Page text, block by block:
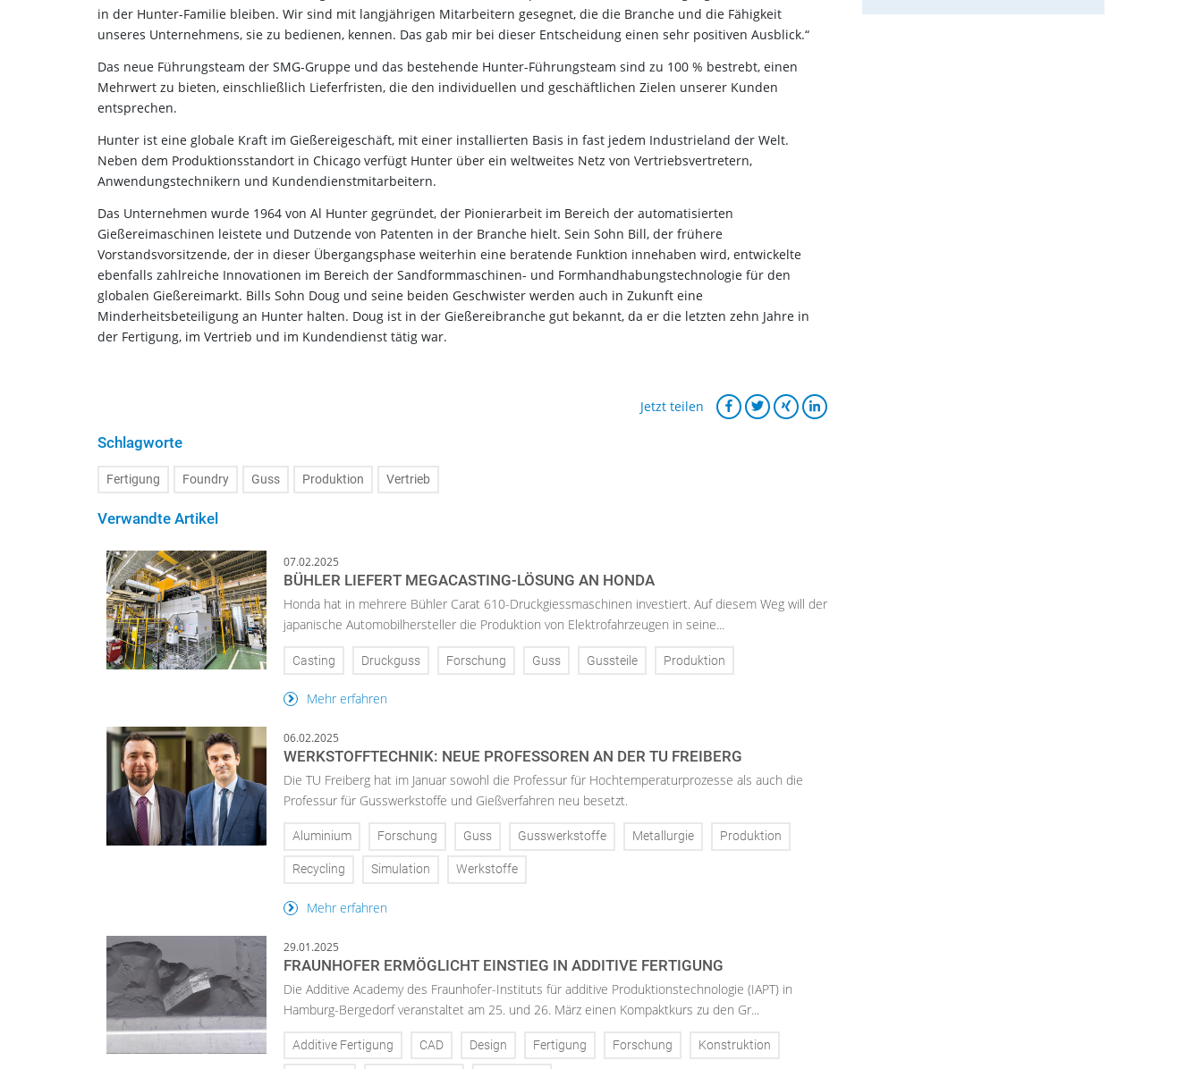
in der Hunter-Familie bleiben. Wir sind mit langjährigen Mitarbeitern gesegnet, die die Branche und die Fähigkeit
unseres Unternehmens, sie zu bedienen, kennen. Das gab mir bei dieser Entscheidung einen sehr positiven Ausblick.“
Das neue Führungsteam der SMG-Gruppe und das bestehende Hunter-Führungsteam sind zu 100 % bestrebt, einen
Mehrwert zu bieten, einschließlich Lieferfristen, die den individuellen und geschäftlichen Zielen unserer Kunden
entsprechen.
Hunter ist eine globale Kraft im Gießereigeschäft, mit einer installierten Basis in fast jedem Industrieland der Welt.
Neben dem Produktionsstandort in Chicago verfügt Hunter über ein weltweites Netz von Vertriebsvertretern,
Anwendungstechnikern und Kundendienstmitarbeitern.
Das Unternehmen wurde 1964 von Al Hunter gegründet, der Pionierarbeit im Bereich der automatisierten
Gießereimaschinen leistete und Dutzende von Patenten in der Branche hielt. Sein Sohn Bill, der frühere
Vorstandsvorsitzende, der in dieser Übergangsphase weiterhin eine beratende Funktion innehaben wird, entwickelte
ebenfalls zahlreiche Innovationen im Bereich der Sandformmaschinen- und Formhandhabungstechnologie für den
globalen Gießereimarkt. Bills Sohn Doug und seine beiden Geschwister werden auch in Zukunft eine
Minderheitsbeteiligung an Hunter halten. Doug ist in der Gießereibranche gut bekannt, da er die letzten zehn Jahre in
der Fertigung, im Vertrieb und im Kundendienst tätig war.
Jetzt teilen
Schlagworte
Fertigung Foundry Guss Produktion Vertrieb
Verwandte Artikel
07.02.2025
BÜHLER LIEFERT MEGACASTING-LÖSUNG AN HONDA
Honda hat in mehrere Bühler Carat 610-Druckgiessmaschinen investiert. Auf diesem Weg will der
japanische Automobilhersteller die Produktion von Elektrofahrzeugen in seine...
Casting Druckguss Forschung Guss Gussteile Produktion
Mehr erfahren
06.02.2025
WERKSTOFFTECHNIK: NEUE PROFESSOREN AN DER TU FREIBERG
Die TU Freiberg hat im Januar sowohl die Professur für Hochtemperaturprozesse als auch die
Professur für Gusswerkstoffe und Gießverfahren neu besetzt.
Aluminium Forschung Guss Gusswerkstoffe Metallurgie Produktion
Recycling Simulation Werkstoffe
Mehr erfahren
29.01.2025
FRAUNHOFER ERMÖGLICHT EINSTIEG IN ADDITIVE FERTIGUNG
Die Additive Academy des Fraunhofer-Instituts für additive Produktionstechnologie (IAPT) in
Hamburg-Bergedorf veranstaltet am 25. und 26. März einen Kompaktkurs zu den Gr...
Additive Fertigung CAD Design Fertigung Forschung Konstruktion